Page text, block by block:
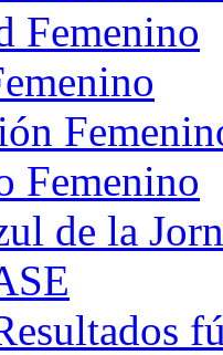
Femenino
Femenino
de la